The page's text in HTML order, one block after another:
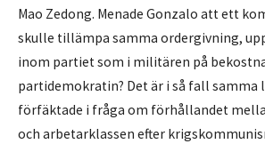
Mao Zedong. Menade Gonzalo att ett
skulle tillämpa samma ordergivning,
inom partiet som i militären på
partidemokratin? Det är i så fall samma
förfäktade i fråga om förhållandet
och arbetarklassen efter